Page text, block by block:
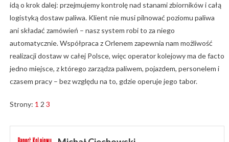
idą o krok dalej: przejmujemy kontrolę nad stanami zbiorników i całą
logistyką dostaw paliwa. Klient nie musi pilnować poziomu paliwa
ani składać zamówień – nasz system robi to za niego
automatycznie. Współpraca z Orlenem zapewnia nam możliwość
realizacji dostaw w całej Polsce, więc operator kolejowy ma de facto
jedno miejsce, z którego zarządza paliwem, pojazdem, personelem i
czasem pracy – bez względu na to, gdzie operuje jego tabor.
Strony: 1 2 3